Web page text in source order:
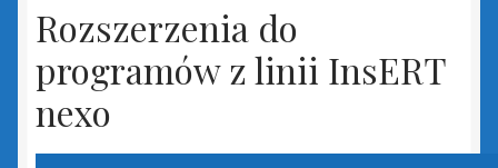
Sfera dla Subiekta GT
Subiekt GT
Rozszerzenia do
programów z linii InsERT
nexo